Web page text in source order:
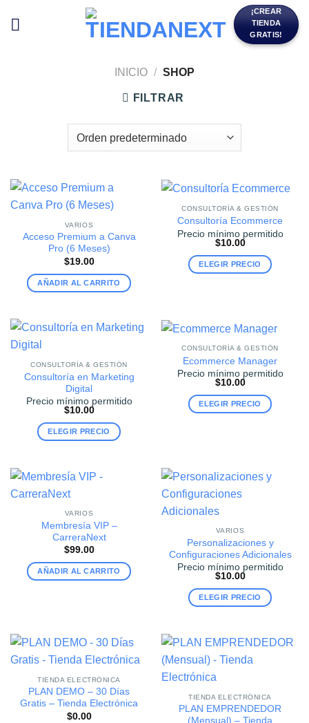
¡CREAR
TIENDA
GRATIS!
INICIO / SHOP
FILTRAR
VARIOS
Acceso Premium a Canva
Pro (6 Meses)
$19.00
AÑADIR AL CARRITO
CONSULTORÍA & GESTIÓN
Consultoría Ecommerce
Precio mínimo permitido
$10.00
ELEGIR PRECIO
CONSULTORÍA & GESTIÓN
Consultoría en Marketing
Digital
Precio mínimo permitido
$10.00
ELEGIR PRECIO
CONSULTORÍA & GESTIÓN
Ecommerce Manager
Precio mínimo permitido
$10.00
ELEGIR PRECIO
VARIOS
Membresía VIP –
CarreraNext
$99.00
AÑADIR AL CARRITO
VARIOS
Personalizaciones y
Configuraciones Adicionales
Precio mínimo permitido
$10.00
ELEGIR PRECIO
TIENDA ELECTRÓNICA
PLAN DEMO – 30 Días
Gratis – Tienda Electrónica
$0.00
TIENDA ELECTRÓNICA
PLAN EMPRENDEDOR
(Mensual) – Tienda